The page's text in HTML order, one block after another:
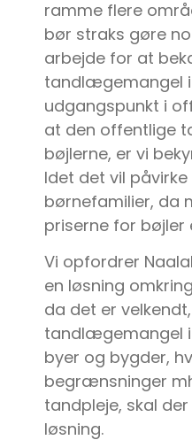
ramme flere
bør straks gøre
arbejde for at
tandlægemangel i
udgangspunkt i
at den offentlige
bøjlerne, er vi
Idet det vil
børnefamilier, da
priserne for bøjler
Vi opfordrer
en løsning
da det er
tandlægemangel i
byer og bygder,
begrænsninger
tandpleje, skal
løsning.